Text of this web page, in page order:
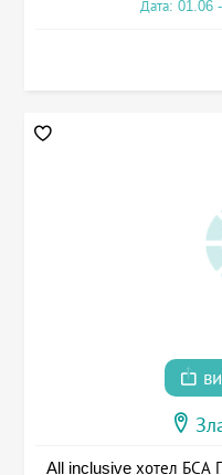
Дата: 01.06
All inclusive хотел БСА